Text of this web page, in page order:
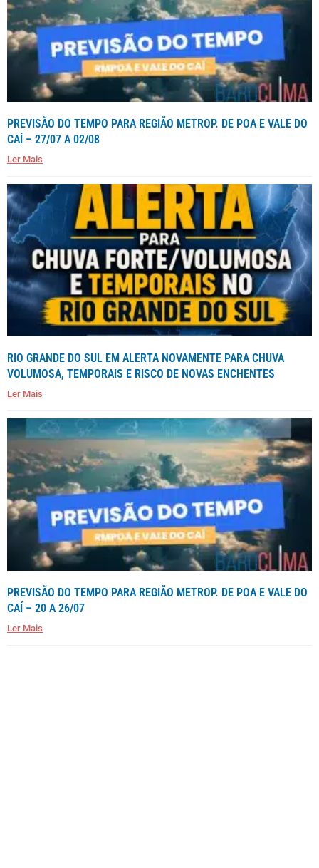
PREVISÃO DO TEMPO PARA REGIÃO METROP. DE POA E VALE DO
CAÍ – 27/07 A 02/08
Ler Mais
RIO GRANDE DO SUL EM ALERTA NOVAMENTE PARA CHUVA
VOLUMOSA, TEMPORAIS E RISCO DE NOVAS ENCHENTES
Ler Mais
PREVISÃO DO TEMPO PARA REGIÃO METROP. DE POA E VALE DO
CAÍ – 20 A 26/07
Ler Mais